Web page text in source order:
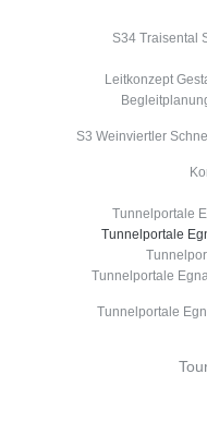
S34 Traisental
Leitkonzept
S3 Weinviertler
Tunnelportale
Tunnelportale
Tunnelportale
Tunnelportale